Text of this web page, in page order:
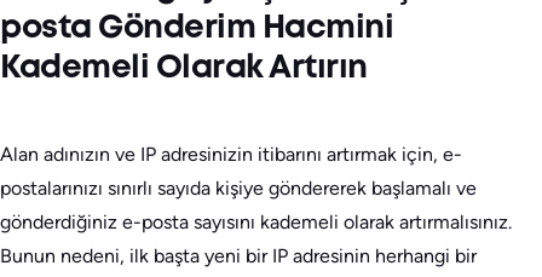
posta Gönderim Hacmini
Kademeli Olarak Artırın
Alan adınızın ve IP adresinizin itibarını artırmak için, e-
postalarınızı sınırlı sayıda kişiye göndererek başlamalı ve
gönderdiğiniz e-posta sayısını kademeli olarak artırmalısınız.
Bunun nedeni, ilk başta yeni bir IP adresinin herhangi bir